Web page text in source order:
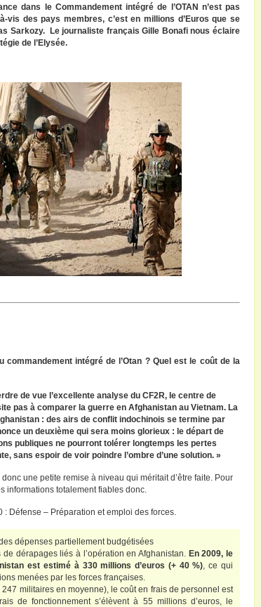
dans le Commandement intégré de l’OTAN n’est pas
des pays membres, c’est en millions d’Euros que se
Sarkozy. Le journaliste français Gille Bonafi nous éclaire
de l’Elysée.
intégré de l’Otan ? Quel est le coût de la
de vue l’excellente analyse du CF2R, le centre de
pas à comparer la guerre en Afghanistan au Vietnam. La
: des airs de conflit indochinois se termine par
un deuxième qui sera moins glorieux : le départ de
publiques ne pourront tolérer longtemps les pertes
sans espoir de voir poindre l’ombre d’une solution. »
une petite remise à niveau qui méritait d’être faite. Pour
informations totalement fiables donc.
Défense – Préparation et emploi des forces.
dépenses partiellement budgétisées
de dérapages liés à l’opération en Afghanistan. En 2009, le
est estimé à 330 millions d’euros (+ 40 %), ce qui
menées par les forces françaises.
militaires en moyenne), le coût en frais de personnel est
de fonctionnement s’élèvent à 55 millions d’euros, le